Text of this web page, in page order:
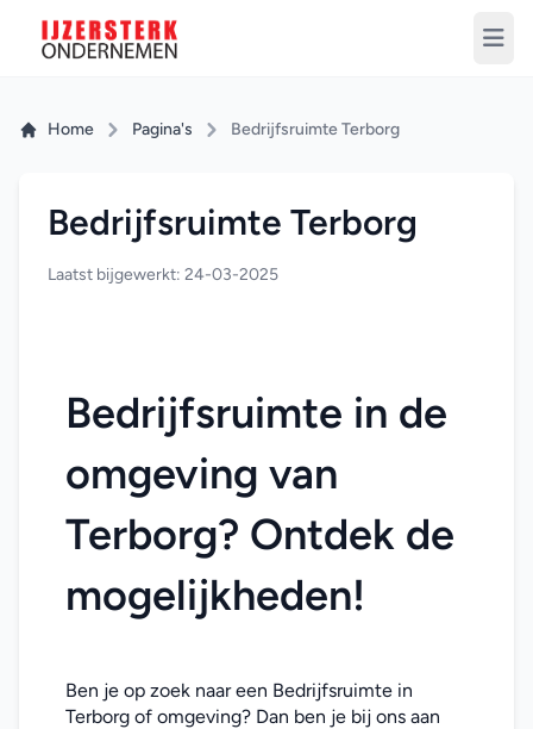
Home Pagina's Bedrijfsruimte Terborg
Bedrijfsruimte Terborg
Laatst bijgewerkt: 24-03-2025
Bedrijfsruimte in de
omgeving van
Terborg? Ontdek de
mogelijkheden!
Ben je op zoek naar een Bedrijfsruimte in
Terborg of omgeving? Dan ben je bij ons aan